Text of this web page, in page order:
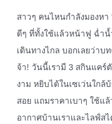
สาวๆ คนไหนกำลังมองหา
ดีๆ ที่ทั้งใช้แล้วหน้าฟู ฉ่ำน้
เดินทางไกล บอกเลยว่าบ
จ้า! วันนี้เรามี 3 สกินแคร์
งาม หยิบได้ในเซเว่นใกล้
สอย แถมราคาเบาๆ ใช้แ
อากาศบ้านเราและไลฟ์ส